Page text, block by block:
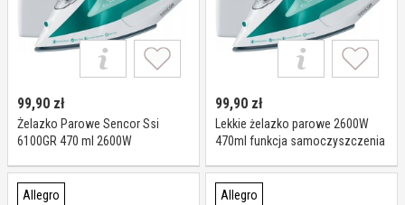
99,90 zł
Żelazko Parowe Sencor Ssi
6100GR 470 ml 2600W
99,90 zł
Lekkie żelazko parowe 2600W
470ml funkcja samoczyszczenia
Allegro Allegro